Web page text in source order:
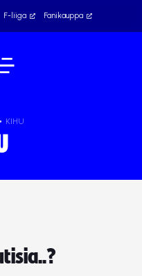
F-liiga Fanikauppa
KIHU